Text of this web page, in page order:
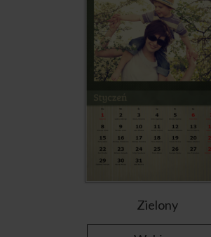
Zielony